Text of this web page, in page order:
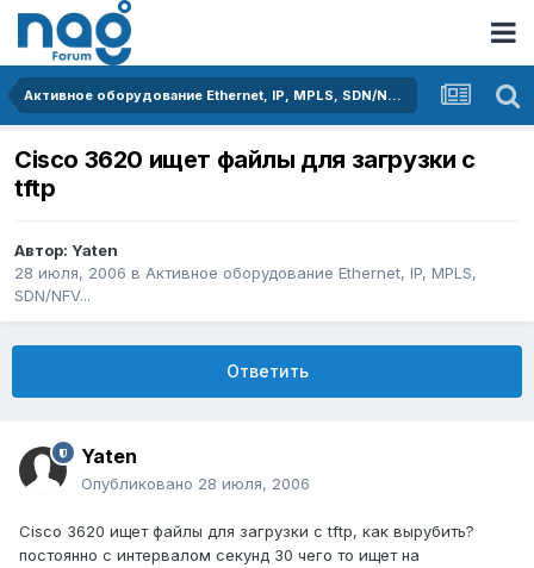
Активное оборудование Ethernet, IP, MPLS, SDN/NFV...
Cisco 3620 ищет файлы для загрузки с
tftp
Автор: Yaten
28 июля, 2006 в Активное оборудование Ethernet, IP, MPLS,
SDN/NFV...
Ответить
Yaten
Опубликовано 28 июля, 2006
Cisco 3620 ищет файлы для загрузки с tftp, как вырубить?
постоянно с интервалом секунд 30 чего то ищет на